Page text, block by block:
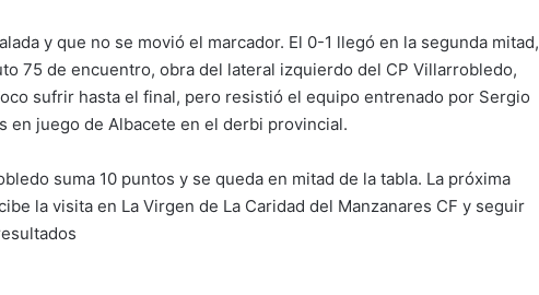
y que no se movió el marcador. El 0-1 llegó en la segunda mitad,
75 de encuentro, obra del lateral izquierdo del CP Villarrobledo,
sufrir hasta el final, pero resistió el equipo entrenado por Sergio
en juego de Albacete en el derbi provincial.
suma 10 puntos y se queda en mitad de la tabla. La próxima
la visita en La Virgen de La Caridad del Manzanares CF y seguir